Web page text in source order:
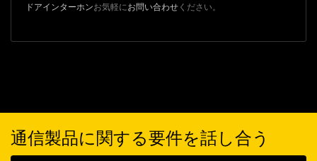
ドアインターホンお気軽にお問い合わせ ください。
通信製品に関する要件を話し合う